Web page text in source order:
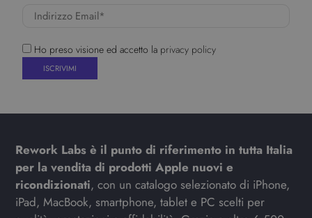
Ho preso visione ed accetto la privacy policy
Rework Labs è il punto di riferimento in tutta Italia
per la vendita di prodotti Apple nuovi e
ricondizionati, con un catalogo selezionato di iPhone,
iPad, MacBook, smartphone, tablet e PC scelti per